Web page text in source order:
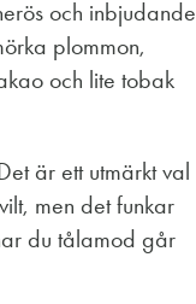
och inbjudande
plommon,
och lite tobak
är ett utmärkt val
men det funkar
du tålamod går